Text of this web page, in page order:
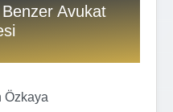
Avukat
Özkaya